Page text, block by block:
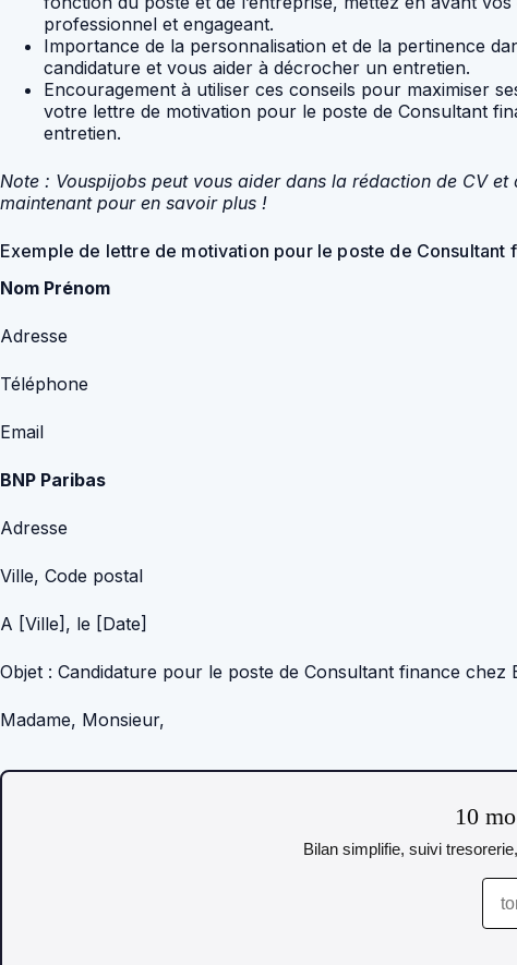
professionnel et engageant.
Importance de la personnalisation et de la pertinence
candidature et vous aider à décrocher un entretien.
Encouragement à utiliser ces conseils pour maximiser
votre lettre de motivation pour le poste de Consultant
entretien.
Note : Vouspijobs peut vous aider dans la rédaction de CV
maintenant pour en savoir plus !
Exemple de lettre de motivation pour le poste de Consultant
Nom Prénom
Adresse
Téléphone
Email
BNP Paribas
Adresse
Ville, Code postal
A [Ville], le [Date]
Objet : Candidature pour le poste de Consultant finance chez
Madame, Monsieur,
10
Bilan simplifie, suivi